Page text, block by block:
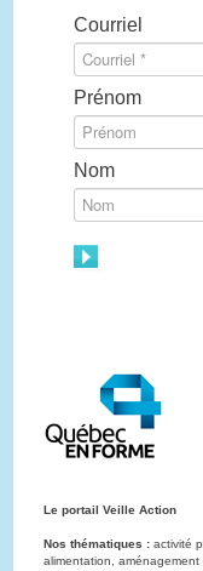
Courriel
Prénom
Nom
Le portail Veille Action
Nos thématiques : activité
alimentation,